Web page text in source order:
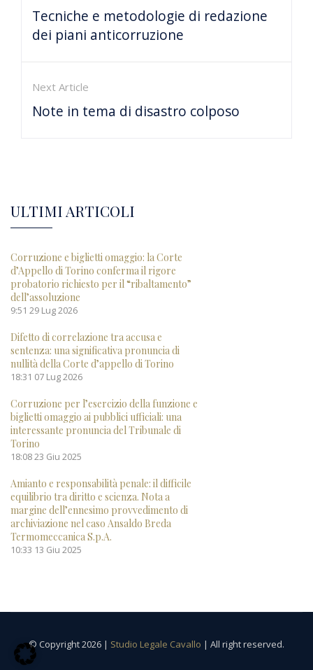
Tecniche e metodologie di redazione
dei piani anticorruzione
Next Article
Note in tema di disastro colposo
ULTIMI ARTICOLI
Corruzione e biglietti omaggio: la Corte
d’Appello di Torino conferma il rigore
probatorio richiesto per il “ribaltamento”
dell’assoluzione
9:51 29 Lug 2026
Difetto di correlazione tra accusa e
sentenza: una significativa pronuncia di
nullità della Corte d’appello di Torino
18:31 07 Lug 2026
Corruzione per l’esercizio della funzione e
biglietti omaggio ai pubblici ufficiali: una
interessante pronuncia del Tribunale di
Torino
18:0823 Giu 2025
Amianto e responsabilità penale: il difficile
equilibrio tra diritto e scienza. Nota a
margine dell’ennesimo provvedimento di
archiviazione nel caso Ansaldo Breda
Termomeccanica S.p.A.
10:33 13 Giu 2025
© Copyright 2026 | Studio Legale Cavallo | All right reserved.